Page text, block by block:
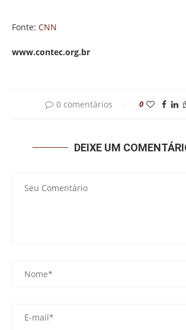
Fonte: CNN
www.contec.org.br
0 comentários 0
DEIXE UM